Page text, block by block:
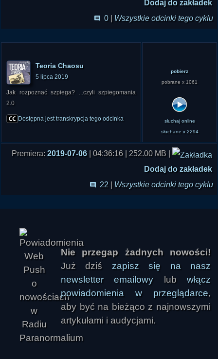
Dodaj do zakładek
0
Wszystkie odcinki tego cyklu
Teoria Chaosu
5 lipca 2019
Jak rozpoznać szpiega? ...czyli szpiegomania
2.0
Dostępna jest transkrypcja tego odcinka
pobierz
pobrane x 1061
słuchaj online
słuchane x 2294
Premiera: 2019-07-06 | 04:36:16 | 252.00 MB |
Dodaj do zakładek
22
Wszystkie odcinki tego cyklu
Nie przegap żadnych nowości!
Już dziś zapisz się na nasz
newsletter emailowy lubwłącz
powiadomienia w przeglądarce,
aby być na bieżąco z najnowszymi
artykułami i audycjami.